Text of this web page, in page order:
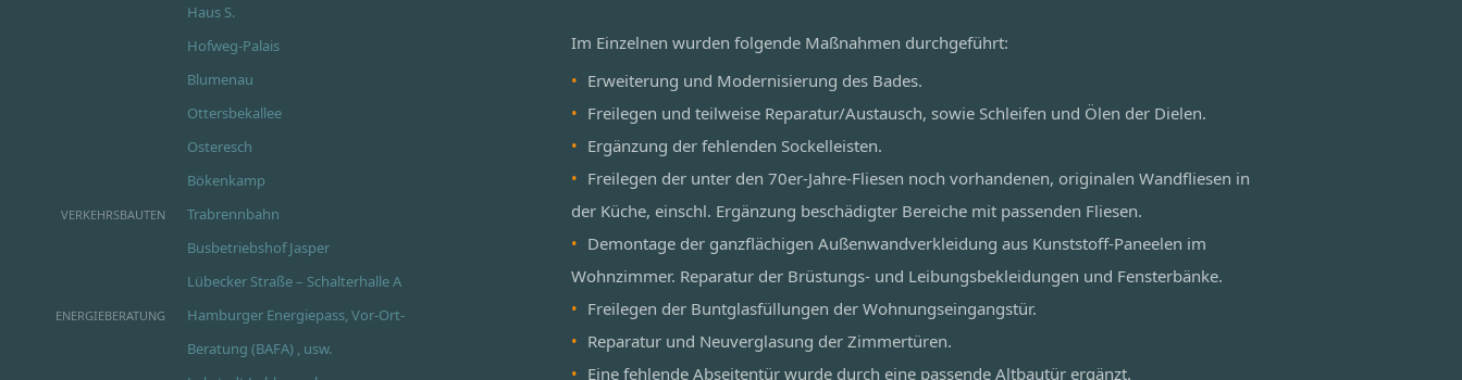
Haus S.
Hofweg-Palais
Blumenau
Ottersbekallee
Osteresch
Bökenkamp
VERKEHRSBAUTEN
Trabrennbahn
Busbetriebshof Jasper
Lübecker Straße – Schalterhalle A
ENERGIEBERATUNG
Hamburger Energiepass, Vor-Ort-
Beratung (BAFA) , usw.
Im Einzelnen wurden folgende Maßnahmen durchgeführt:
Erweiterung und Modernisierung des Bades.
Freilegen und teilweise Reparatur/Austausch, sowie Schleifen und Ölen der Dielen.
Ergänzung der fehlenden Sockelleisten.
Freilegen der unter den 70er-Jahre-Fliesen noch vorhandenen, originalen Wandfliesen in
der Küche, einschl. Ergänzung beschädigter Bereiche mit passenden Fliesen.
Demontage der ganzflächigen Außenwandverkleidung aus Kunststoff-Paneelen im
Wohnzimmer. Reparatur der Brüstungs- und Leibungsbekleidungen und Fensterbänke.
Freilegen der Buntglasfüllungen der Wohnungseingangstür.
Reparatur und Neuverglasung der Zimmertüren.
Eine fehlende Abseitentür wurde durch eine passende Altbautür ergänzt.